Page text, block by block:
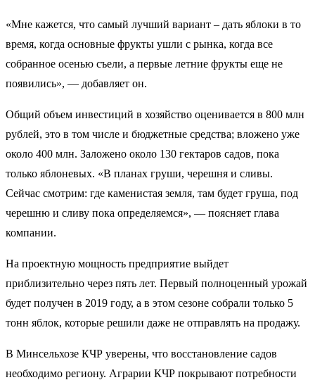
«Мне кажется, что самый лучший вариант – дать яблоки в то
время, когда основные фрукты ушли с рынка, когда все
собранное осенью съели, а первые летние фрукты еще не
появились», — добавляет он.
Общий объем инвестиций в хозяйство оценивается в 800 млн
рублей, это в том числе и бюджетные средства; вложено уже
около 400 млн. Заложено около 130 гектаров садов, пока
только яблоневых. «В планах груши, черешня и сливы.
Сейчас смотрим: где каменистая земля, там будет груша, под
черешню и сливу пока определяемся», — поясняет глава
компании.
На проектную мощность предприятие выйдет
приблизительно через пять лет. Первый полноценный урожай
будет получен в 2019 году, а в этом сезоне собрали только 5
тонн яблок, которые решили даже не отправлять на продажу.
В Минсельхозе КЧР уверены, что восстановление садов
необходимо региону. Аграрии КЧР покрывают потребности